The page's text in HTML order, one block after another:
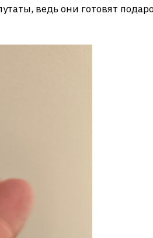
ведь они готовят